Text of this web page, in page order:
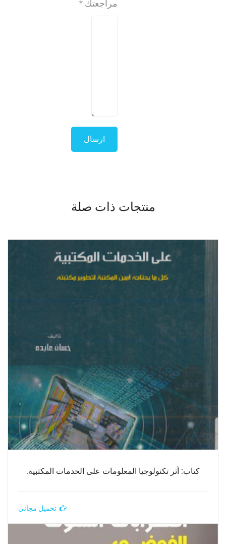
مراجعتك *
منتجات ذات صلة
كتاب: أثر تكنولوجيا المعلومات على الخدمات المكتبية.
تحميل مجاني